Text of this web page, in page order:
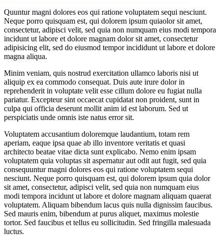
Quuntur magni dolores eos qui ratione voluptatem sequi nesciunt.
Neque porro quisquam est, qui dolorem ipsum quiaolor sit amet,
consectetur, adipisci velit, sed quia non numquam eius modi tempora
incidunt ut labore et dolore magnam dolor sit amet, consectetur
adipisicing elit, sed do eiusmod tempor incididunt ut labore et dolore
magna aliqua.
Minim veniam, quis nostrud exercitation ullamco laboris nisi ut
aliquip ex ea commodo consequat. Duis aute irure dolor in
reprehenderit in voluptate velit esse cillum dolore eu fugiat nulla
pariatur. Excepteur sint occaecat cupidatat non proident, sunt in
culpa qui officia deserunt mollit anim id est laborum. Sed ut
perspiciatis unde omnis iste natus error sit.
Voluptatem accusantium doloremque laudantium, totam rem
aperiam, eaque ipsa quae ab illo inventore veritatis et quasi
architecto beatae vitae dicta sunt explicabo. Nemo enim ipsam
voluptatem quia voluptas sit aspernatur aut odit aut fugit, sed quia
consequuntur magni dolores eos qui ratione voluptatem sequi
nesciunt. Neque porro quisquam est, qui dolorem ipsum quia dolor
sit amet, consectetur, adipisci velit, sed quia non numquam eius
modi tempora incidunt ut labore et dolore magnam aliquam quaerat
voluptatem. Aliquam bibendum lacus quis nulla dignissim faucibus.
Sed mauris enim, bibendum at purus aliquet, maximus molestie
tortor. Sed faucibus et tellus eu sollicitudin. Sed fringilla malesuada
luctus.